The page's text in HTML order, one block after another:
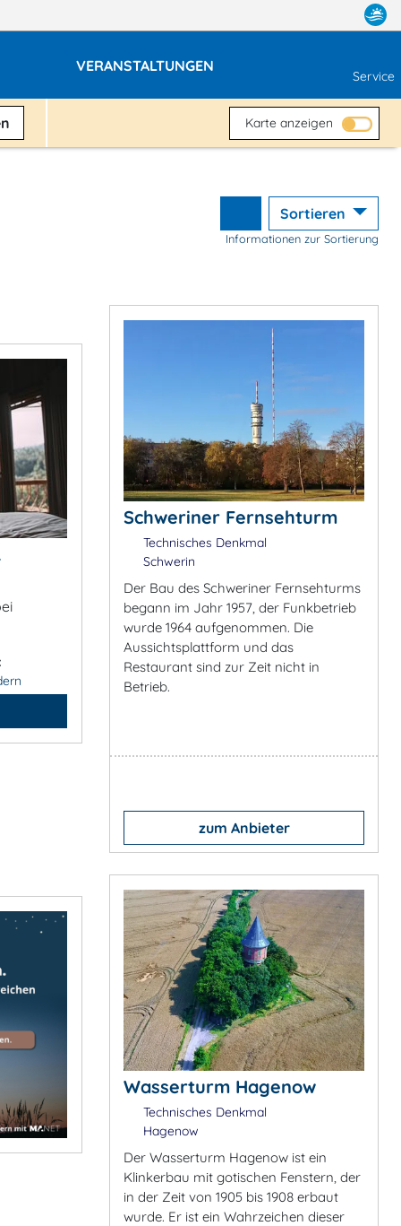
VERANSTALTUNGEN
Service
Karte anzeigen
Sortieren
Informationen zur Sortierung
Schweriner Fernsehturm
Technisches Denkmal
Schwerin
Der Bau des Schweriner Fernsehturms
begann im Jahr 1957, der Funkbetrieb
wurde 1964 aufgenommen. Die
Aussichtsplattform und das
Restaurant sind zur Zeit nicht in
Betrieb.
zum Anbieter
Wasserturm Hagenow
Technisches Denkmal
Hagenow
Der Wasserturm Hagenow ist ein
Klinkerbau mit gotischen Fenstern, der
in der Zeit von 1905 bis 1908 erbaut
wurde. Er ist ein Wahrzeichen dieser